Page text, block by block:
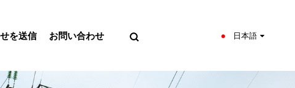
を送信 お問い合わせ 日本語